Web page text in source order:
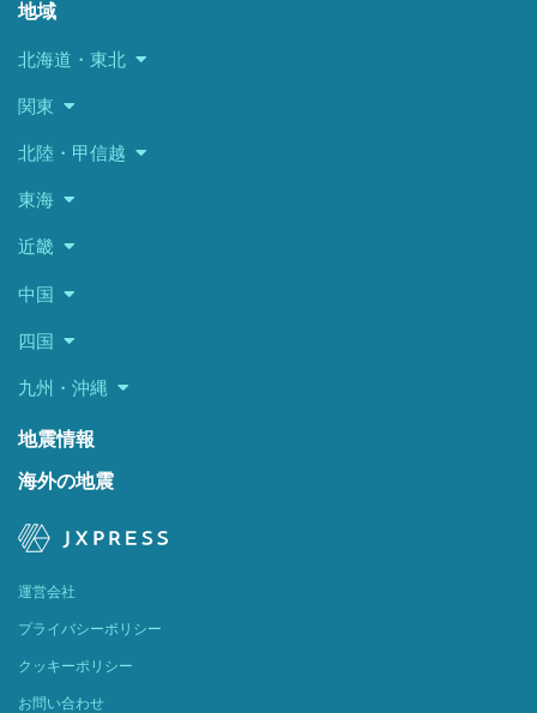
地域
北海道・東北
関東
北陸・甲信越
東海
近畿
中国
四国
九州・沖縄
地震情報
海外の地震
運営会社
プライバシーポリシー
クッキーポリシー
お問い合わせ